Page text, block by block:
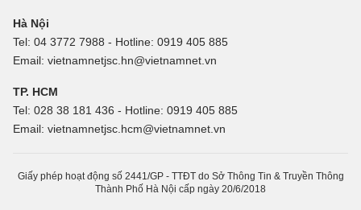
Hà Nội
Tel: 04 3772 7988 - Hotline: 0919 405 885
Email: vietnamnetjsc.hn@vietnamnet.vn
TP. HCM
Tel: 028 38 181 436 - Hotline: 0919 405 885
Email: vietnamnetjsc.hcm@vietnamnet.vn
Giấy phép hoạt động số 2441/GP - TTĐT do Sở Thông Tin & Truyền Thông
Thành Phố Hà Nội cấp ngày 20/6/2018